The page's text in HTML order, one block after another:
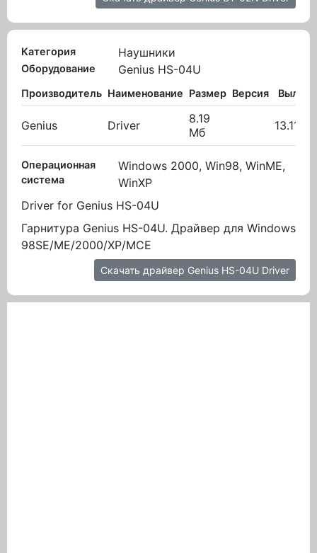
Категория Наушники
Оборудование Genius HS-04U
Производитель Наименование Размер Версия
Genius Driver
8.19
Мб
Операционная
система
Windows 2000, Win98, WinME,
WinXP
Driver for Genius HS-04U
Гарнитура Genius HS-04U. Драйвер для Windows
98SE/ME/2000/XP/MCE
Скачать драйвер Genius HS-04U Driver